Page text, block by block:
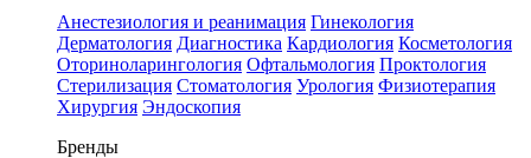
Анестезиология и реанимация Гинекология
Дерматология Диагностика Кардиология Косметология
Оториноларингология Офтальмология Проктология
Стерилизация Стоматология Урология Физиотерапия
Хирургия Эндоскопия
Бренды